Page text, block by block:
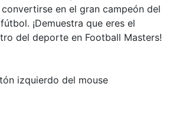
en el gran campeón del
¡Demuestra que eres el
del deporte en Football Masters!
izquierdo del mouse